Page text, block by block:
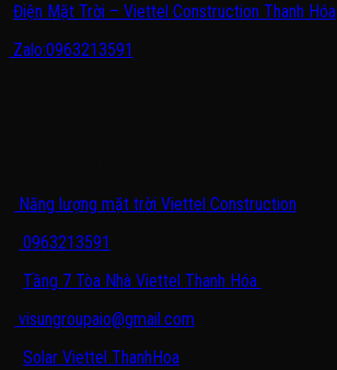
Điện Mặt Trời – Viettel Construction Thanh Hóa
Zalo:0963213591
Năng lượng mặt trời Viettel Construction
0963213591
Tầng 7 Tòa Nhà Viettel Thanh Hóa
visungroupaio@gmail.com
Solar Viettel ThanhHoa